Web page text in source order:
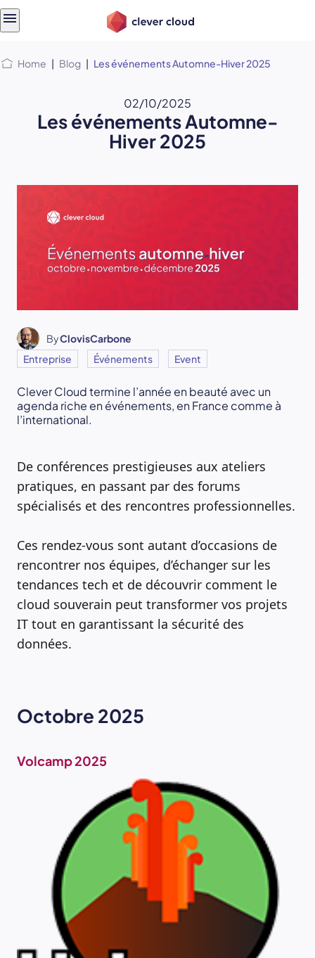
Home | Blog | Les événements Automne-Hiver 2025
02/10/2025
Les événements Automne-
Hiver 2025
ByClovisCarbone
Entreprise
Événements Event
Clever Cloud termine l’année en beauté avec un
agenda riche en événements, en France comme à
l’international.
De conférences prestigieuses aux ateliers
pratiques, en passant par des forums
spécialisés et des rencontres professionnelles.
Ces rendez-vous sont autant d’occasions de
rencontrer nos équipes, d’échanger sur les
tendances tech et de découvrir comment le
cloud souverain peut transformer vos projets
IT tout en garantissant la sécurité des
données.
Octobre 2025
Volcamp 2025